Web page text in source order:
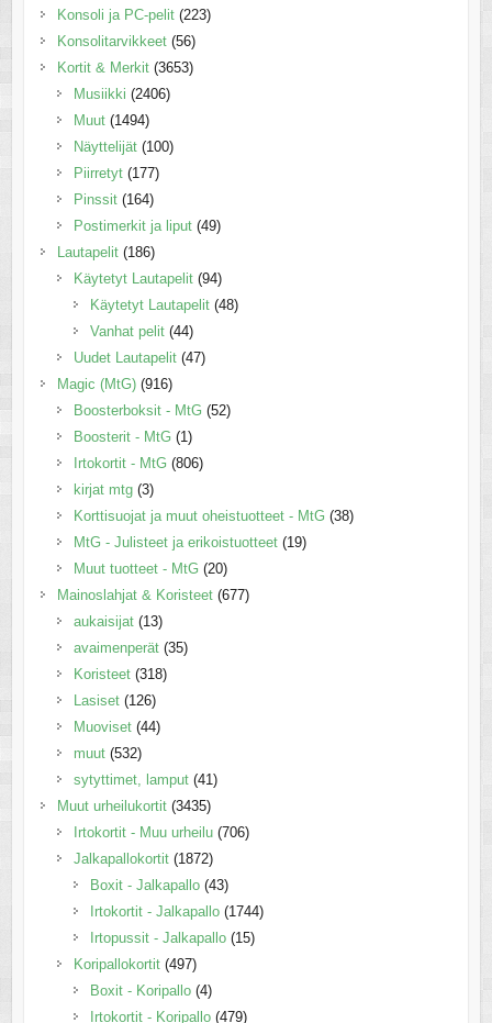
Konsoli ja PC-pelit (223)
Konsolitarvikkeet (56)
Kortit & Merkit (3653)
Musiikki (2406)
Muut (1494)
Näyttelijät (100)
Piirretyt (177)
Pinssit (164)
Postimerkit ja liput (49)
Lautapelit (186)
Käytetyt Lautapelit (94)
Käytetyt Lautapelit (48)
Vanhat pelit (44)
Uudet Lautapelit (47)
Magic (MtG) (916)
Boosterboksit - MtG (52)
Boosterit - MtG (1)
Irtokortit - MtG (806)
kirjat mtg (3)
Korttisuojat ja muut oheistuotteet - MtG (38)
MtG - Julisteet ja erikoistuotteet (19)
Muut tuotteet - MtG (20)
Mainoslahjat & Koristeet (677)
aukaisijat (13)
avaimenperät (35)
Koristeet (318)
Lasiset (126)
Muoviset (44)
muut (532)
sytyttimet, lamput (41)
Muut urheilukortit (3435)
Irtokortit - Muu urheilu (706)
Jalkapallokortit (1872)
Boxit - Jalkapallo (43)
Irtokortit - Jalkapallo (1744)
Irtopussit - Jalkapallo (15)
Koripallokortit (497)
Boxit - Koripallo (4)
Irtokortit - Koripallo (479)